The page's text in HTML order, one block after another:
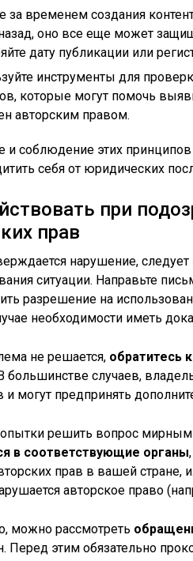
за временем создания
оно все еще может
дату публикации или
инструменты для
которые могут помочь
авторским правом.
и соблюдение этих
себя от юридических
при
прав
нарушение, следует
ситуации. Направьте
разрешение на
необходимости иметь
не решается, обратитесь
большинстве случаев,
и могут предпринять
решить вопрос мирным
в соответствующие органы
прав в вашей стране,
авторское право
можно рассмотреть
Перед этим обязательно